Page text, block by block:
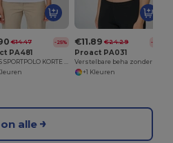
€14.47 -25%
PA481
DAMES SPORTPOLO KORTE MOUWEN
€11.89 €24.29 -51%
Proact PA031
+1 Kleuren
alle